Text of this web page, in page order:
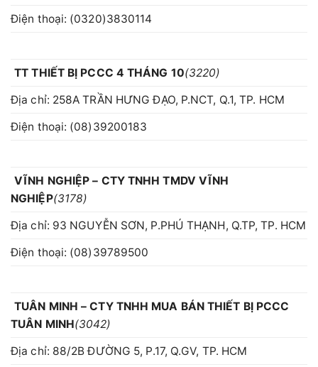
Điện thoại: (0320)3830114
TT THIẾT BỊ PCCC 4 THÁNG 10(3220)
Địa chỉ: 258A TRẦN HƯNG ĐẠO, P.NCT, Q.1, TP. HCM
Điện thoại: (08)39200183
VĨNH NGHIỆP – CTY TNHH TMDV VĨNH
NGHIỆP(3178)
Địa chỉ: 93 NGUYỄN SƠN, P.PHÚ THẠNH, Q.TP, TP. HCM
Điện thoại: (08)39789500
TUÂN MINH – CTY TNHH MUA BÁN THIẾT BỊ PCCC
TUÂN MINH(3042)
Địa chỉ: 88/2B ĐƯỜNG 5, P.17, Q.GV, TP. HCM